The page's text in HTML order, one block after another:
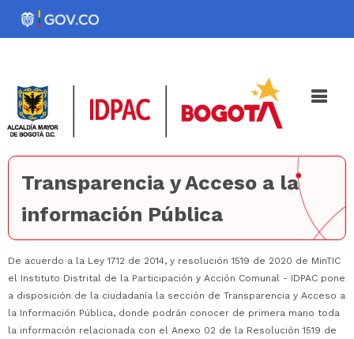
Pasar
Noticias Iniciativas
Transparencia y Acceso a la
información Pública
De acuerdo a la Ley 1712 de 2014, y resolución 1519 de 2020 de MinTIC
el Instituto Distrital de la Participación y Acción Comunal - IDPAC pone
a disposición de la ciudadanía la sección de Transparencia y Acceso a
la Información Pública, donde podrán conocer de primera mano toda
la información relacionada con el Anexo 02 de la Resolución 1519 de